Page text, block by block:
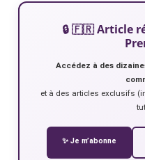
🔒 🇫🇷 Article
Accédez à des
et à des articles exclusifs
✨ Je m’abonne